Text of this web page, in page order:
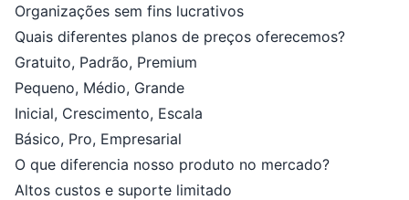
Organizações sem fins lucrativos
Quais diferentes planos de preços oferecemos?
Gratuito, Padrão, Premium
Pequeno, Médio, Grande
Inicial, Crescimento, Escala
Básico, Pro, Empresarial
O que diferencia nosso produto no mercado?
Altos custos e suporte limitado